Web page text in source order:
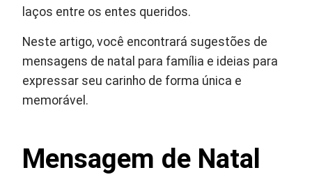
laços entre os entes queridos.
Neste artigo, você encontrará sugestões de
mensagens de natal para família e ideias para
expressar seu carinho de forma única e
memorável.
Mensagem de Natal